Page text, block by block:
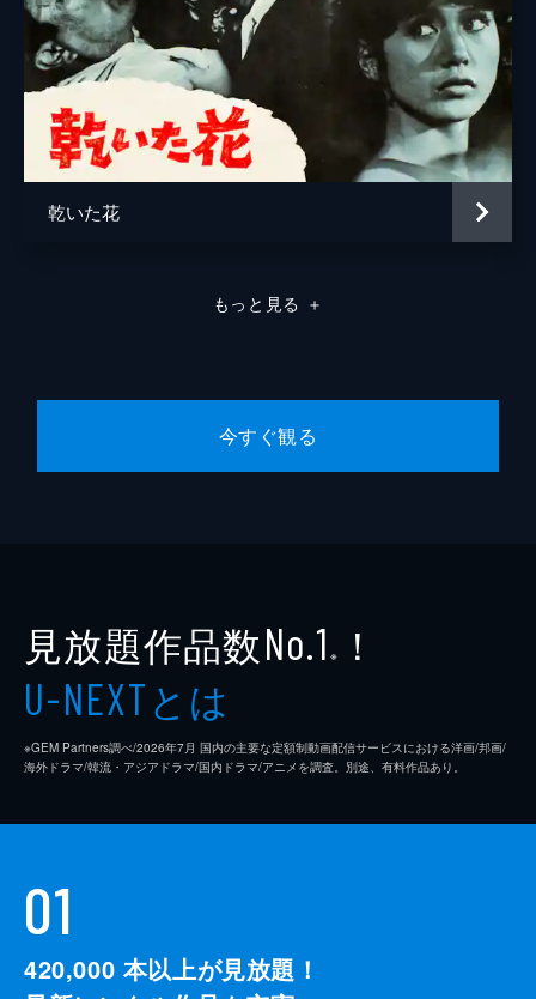
乾いた花
もっと見る ＋
今すぐ観る
見放題作品数No.1 ※ ！
U-NEXTとは
※GEM Partners調べ/2026年7⽉ 国内の主要な定額制動画配信サービスにおける洋画/邦画/
海外ドラマ/韓流・アジアドラマ/国内ドラマ/アニメを調査。別途、有料作品あり。
01
420,000 本以上が見放題！